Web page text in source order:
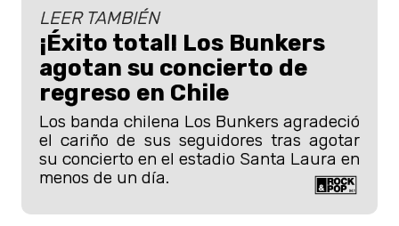
LEER TAMBIÉN
¡Éxito total! Los Bunkers
agotan su concierto de
regreso en Chile
Los banda chilena Los Bunkers agradeció
el cariño de sus seguidores tras agotar
su concierto en el estadio Santa Laura en
menos de un día.